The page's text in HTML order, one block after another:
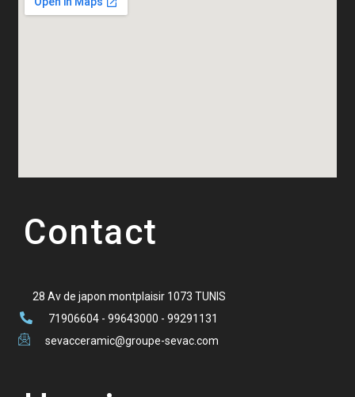
Contact
28 Av de japon montplaisir 1073 TUNIS
71906604 - 99643000 - 99291131
sevacceramic@groupe-sevac.com